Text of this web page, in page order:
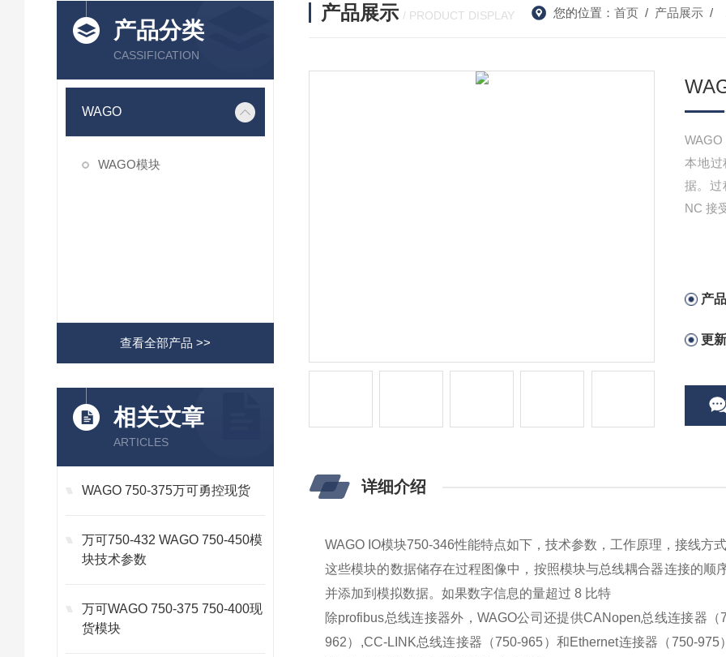
产品分类
CASSIFICATION
WAGO
WAGO模块
查看全部产品 >>
相关文章
ARTICLES
WAGO 750-375万可勇控现货
万可750-432 WAGO 750-450模
块技术参数
万可WAGO 750-375 750-400现
货模块
产品展示 / PRODUCT DISPLAY 您的位置： 首页 / 产品展示 /
WAGO
本地
据。过
NC 接
产
更
详细介绍
WAGO IO模块750-346性能特点如下，技术参数，工作原理，接线方
这些模块的数据储存在过程图像中，按照模块与总线耦合器连接的顺
并添加到模拟数据。如果数字信息的量超过 8 比特
除profibus总线连接器外， WAGO公司还提供CANopen总线连接器（
962） ,CC-LINK总线连接器（750-965）和Ethernet连接器（750-975